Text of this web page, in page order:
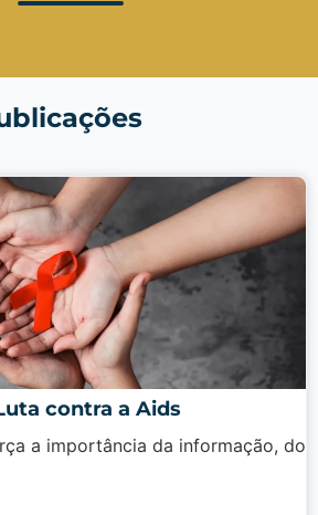
contra a Aids
a importância da informação, do